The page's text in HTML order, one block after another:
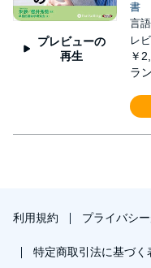
プレビューの
再生
書
言
レ
￥
ラ
利用規約 プライバシ
特定商取引法に基づく